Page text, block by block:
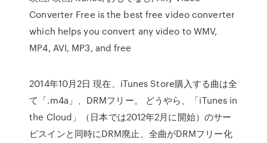
Converter Free is the best free video converter
which helps you convert any video to WMV,
MP4, AVI, MP3, and free
2014年10月2日 現在、iTunes Store購入する曲は全
て「.m4a」、DRMフリー。 どうやら、「iTunes in
the Cloud」（日本では2012年2月に開始）のサー
ビスインと同時にDRM廃止、全曲がDRMフリー化